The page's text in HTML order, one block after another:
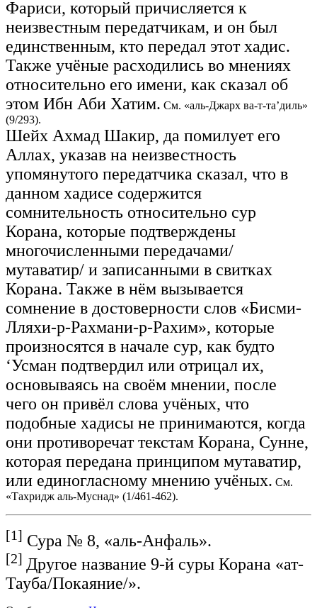
Фариси, который причисляется к
неизвестным передатчикам, и он был
единственным, кто передал этот хадис.
Также учёные расходились во мнениях
относительно его имени, как сказал об
этом Ибн Аби Хатим. См. «аль-Джарх ва-т-та’диль»
(9/293).
Шейх Ахмад Шакир, да помилует его
Аллах, указав на неизвестность
упомянутого передатчика сказал, что в
данном хадисе содержится
сомнительность относительно сур
Корана, которые подтверждены
многочисленными передачами/
мутаватир/ и записанными в свитках
Корана. Также в нём вызывается
сомнение в достоверности слов «Бисми-
Лляхи-р-Рахмани-р-Рахим», которые
произносятся в начале сур, как будто
‘Усман подтвердил или отрицал их,
основываясь на своём мнении, после
чего он привёл слова учёных, что
подобные хадисы не принимаются, когда
они противоречат текстам Корана, Сунне,
которая передана принципом мутаватир,
или единогласному мнению учёных. См.
«Тахридж аль-Муснад» (1/461-462).
[1] Сура № 8, «аль-Анфаль».
[2] Другое название 9-й суры Корана «ат-
Тауба/Покаяние/».